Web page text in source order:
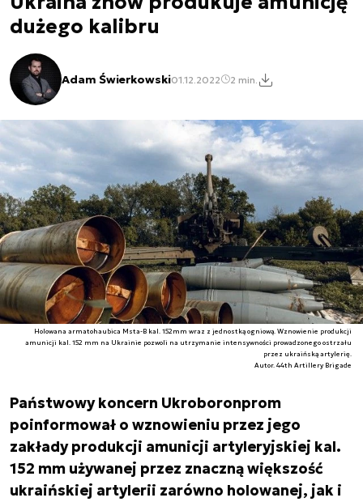
dużego kalibru
Adam Świerkowski01.12.2022 2 min.
Holowana armatohaubica Msta-B kal. 152mm wraz z jednostką ogniową. Wznowienie produkcji
amunicji kal. 152 mm na Ukrainie pozwoli na utrzymanie intensywności prowadzonego ostrzału
przez ukraińską artylerię.
Autor. 44th Artillery Brigade
Państwowy koncern Ukroboronprom
poinformował o wznowieniu przez jego
zakłady produkcji amunicji artyleryjskiej kal.
152 mm używanej przez znaczną większość
ukraińskiej artylerii zarówno holowanej, jak i